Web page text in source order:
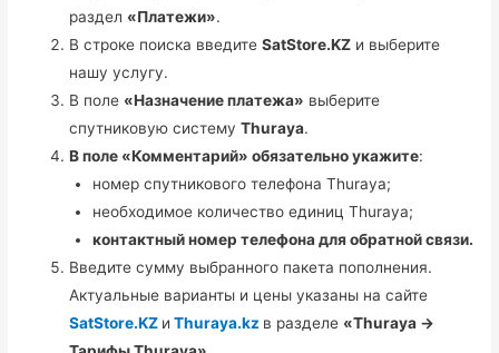
раздел «Платежи».
В строке поиска введитеSatStore.KZ и выберите
нашу услугу.
В поле «Назначение платежа» выберите
спутниковую системуThuraya.
В поле «Комментарий» обязательно укажите:
номер спутникового телефона Thuraya;
необходимое количество единиц Thuraya;
контактный номер телефона для обратной связи.
Введите сумму выбранного пакета пополнения.
Актуальные варианты и цены указаны на сайте
SatStore.KZ и Thuraya.kz в разделе «Thuraya →